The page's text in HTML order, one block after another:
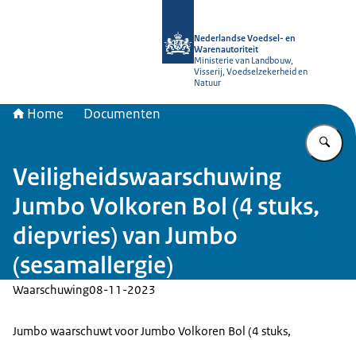
Nederlandse Voedsel- en
Warenautoriteit
Ministerie van Landbouw,
Visserij, Voedselzekerheid en
Natuur
Home Documenten
Veiligheidswaarschuwing
Jumbo Volkoren Bol (4 stuks,
diepvries) van Jumbo
(sesamallergie)
Waarschuwing08-11-2023
Jumbo waarschuwt voor Jumbo Volkoren Bol (4 stuks,